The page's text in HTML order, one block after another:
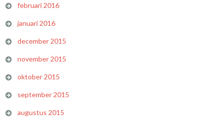
februari 2016
januari 2016
december 2015
november 2015
oktober 2015
september 2015
augustus 2015